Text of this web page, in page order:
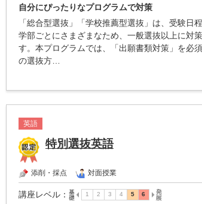
自分にぴったりなプログラムで対策
「総合型選抜」「学校推薦型選抜」は、受験日
学部ごとにさまざまなため、一般選抜以上に対
す。本プログラムでは、「出願書類対策」を必
の選抜方…
英語
特別選抜英語
添削・採点 対面授業
講座レベル ：